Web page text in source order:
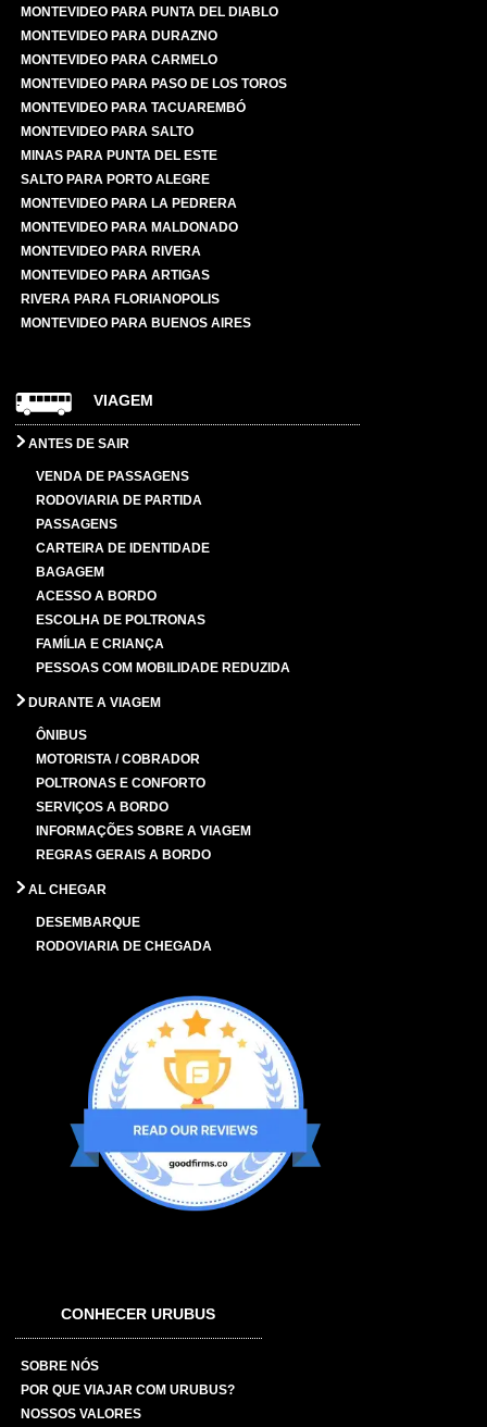
MONTEVIDEO PARA PUNTA DEL DIABLO
MONTEVIDEO PARA DURAZNO
MONTEVIDEO PARA CARMELO
MONTEVIDEO PARA PASO DE LOS TOROS
MONTEVIDEO PARA TACUAREMBÓ
MONTEVIDEO PARA SALTO
MINAS PARA PUNTA DEL ESTE
SALTO PARA PORTO ALEGRE
MONTEVIDEO PARA LA PEDRERA
MONTEVIDEO PARA MALDONADO
MONTEVIDEO PARA RIVERA
MONTEVIDEO PARA ARTIGAS
RIVERA PARA FLORIANOPOLIS
MONTEVIDEO PARA BUENOS AIRES
VIAGEM
ANTES DE SAIR
VENDA DE PASSAGENS
RODOVIARIA DE PARTIDA
PASSAGENS
CARTEIRA DE IDENTIDADE
BAGAGEM
ACESSO A BORDO
ESCOLHA DE POLTRONAS
FAMÍLIA E CRIANÇA
PESSOAS COM MOBILIDADE REDUZIDA
DURANTE A VIAGEM
ÔNIBUS
MOTORISTA / COBRADOR
POLTRONAS E CONFORTO
SERVIÇOS A BORDO
INFORMAÇÕES SOBRE A VIAGEM
REGRAS GERAIS A BORDO
AL CHEGAR
DESEMBARQUE
RODOVIARIA DE CHEGADA
CONHECER URUBUS
SOBRE NÓS
POR QUE VIAJAR COM URUBUS?
NOSSOS VALORES